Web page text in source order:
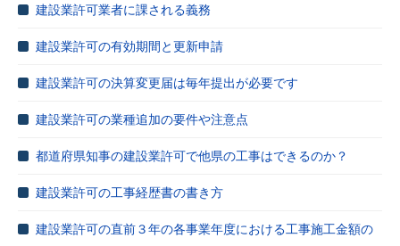
建設業許可業者に課される義務
建設業許可の有効期間と更新申請
建設業許可の決算変更届は毎年提出が必要です
建設業許可の業種追加の要件や注意点
都道府県知事の建設業許可で他県の工事はできるのか？
建設業許可の工事経歴書の書き方
建設業許可の直前３年の各事業年度における工事施工金額の